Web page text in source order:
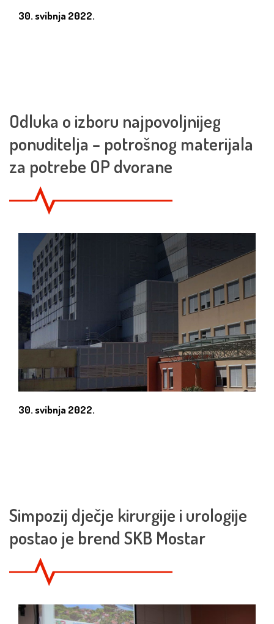
30. svibnja 2022.
Odluka o izboru najpovoljnijeg
ponuditelja – potrošnog materijala
za potrebe OP dvorane
30. svibnja 2022.
Simpozij dječje kirurgije i urologije
postao je brend SKB Mostar